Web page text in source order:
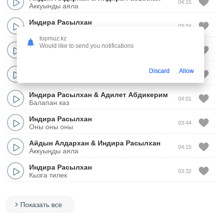
Аккуынды аяла
04:15
Индира Расылхан
03:34
Индира Расылхан
03:43
Индира Расылхан & Адилет Абдикерим
Балапан каз
04:01
Индира Расылхан
Оны оны оны
03:44
Айдын Алдархан & Индира Расылхан
Аккуыңды аяла
04:15
Индира Расылхан
Кызга тилек
03:32
Показать все
topmuz.kz
Would like to send you notifications
Discard Allow